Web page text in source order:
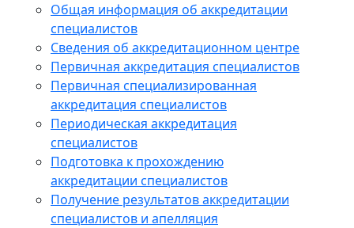
Общая информация об аккредитации
специалистов
Сведения об аккредитационном центре
Первичная аккредитация специалистов
Первичная специализированная
аккредитация специалистов
Периодическая аккредитация
специалистов
Подготовка к прохождению
аккредитации специалистов
Получение результатов аккредитации
специалистов и апелляция